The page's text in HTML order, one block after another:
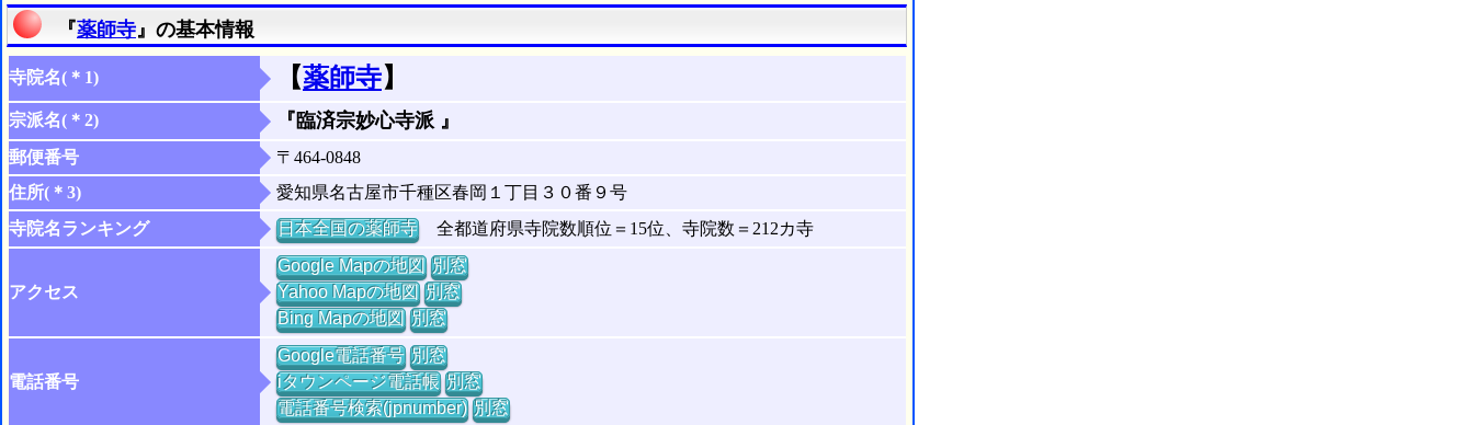
『薬師寺』の基本情報
寺院名(＊1) 【薬師寺】
宗派名(＊2) 『臨済宗妙心寺派 』
郵便番号
〒464-0848
住所(＊3)
愛知県名古屋市千種区春岡１丁目３０番９号
寺院名ランキング
日本全国の薬師寺全都道府県寺院数順位＝15位、寺院数＝212カ寺
アクセス
Google Mapの地図 別窓
Yahoo Mapの地図 別窓
Bing Mapの地図 別窓
電話番号
Google電話番号 別窓
iタウンページ電話帳 別窓
電話番号検索(jpnumber) 別窓